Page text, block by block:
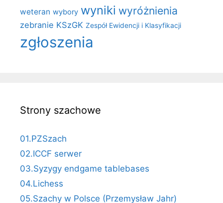
weteran wybory wyniki wyróżnienia
zebranie KSzGK Zespół Ewidencji i Klasyfikacji
zgłoszenia
Strony szachowe
01.PZSzach
02.ICCF serwer
03.Syzygy endgame tablebases
04.Lichess
05.Szachy w Polsce (Przemysław Jahr)